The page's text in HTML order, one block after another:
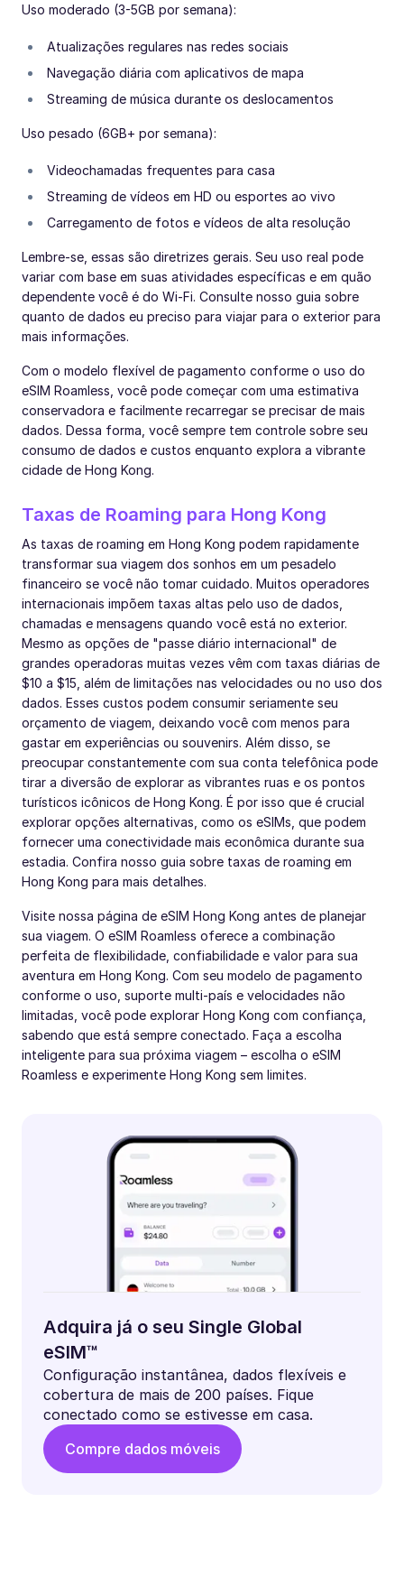
Uso moderado (3-5GB por semana):
Atualizações regulares nas redes sociais
Navegação diária com aplicativos de mapa
Streaming de música durante os deslocamentos
Uso pesado (6GB+ por semana):
Videochamadas frequentes para casa
Streaming de vídeos em HD ou esportes ao vivo
Carregamento de fotos e vídeos de alta resolução
Lembre-se, essas são diretrizes gerais. Seu uso real pode
variar com base em suas atividades específicas e em quão
dependente você é do Wi-Fi. Consulte nosso guia sobre
quanto de dados eu preciso para viajar para o exterior para
mais informações.
Com o modelo flexível de pagamento conforme o uso do
eSIM Roamless, você pode começar com uma estimativa
conservadora e facilmente recarregar se precisar de mais
dados. Dessa forma, você sempre tem controle sobre seu
consumo de dados e custos enquanto explora a vibrante
cidade de Hong Kong.
Taxas de Roaming para Hong Kong
As taxas de roaming em Hong Kong podem rapidamente
transformar sua viagem dos sonhos em um pesadelo
financeiro se você não tomar cuidado. Muitos operadores
internacionais impõem taxas altas pelo uso de dados,
chamadas e mensagens quando você está no exterior.
Mesmo as opções de "passe diário internacional" de
grandes operadoras muitas vezes vêm com taxas diárias de
$10 a $15, além de limitações nas velocidades ou no uso dos
dados. Esses custos podem consumir seriamente seu
orçamento de viagem, deixando você com menos para
gastar em experiências ou souvenirs. Além disso, se
preocupar constantemente com sua conta telefônica pode
tirar a diversão de explorar as vibrantes ruas e os pontos
turísticos icônicos de Hong Kong. É por isso que é crucial
explorar opções alternativas, como os eSIMs, que podem
fornecer uma conectividade mais econômica durante sua
estadia. Confira nosso guia sobre taxas de roaming em
Hong Kong para mais detalhes.
Visite nossa página de eSIM Hong Kong antes de planejar
sua viagem. O eSIM Roamless oferece a combinação
perfeita de flexibilidade, confiabilidade e valor para sua
aventura em Hong Kong. Com seu modelo de pagamento
conforme o uso, suporte multi-país e velocidades não
limitadas, você pode explorar Hong Kong com confiança,
sabendo que está sempre conectado. Faça a escolha
inteligente para sua próxima viagem – escolha o eSIM
Roamless e experimente Hong Kong sem limites.
Adquira já o seu Single Global
eSIM™
Configuração instantânea, dados flexíveis e
cobertura de mais de 200 países. Fique
conectado como se estivesse em casa.
Compre dados móveis